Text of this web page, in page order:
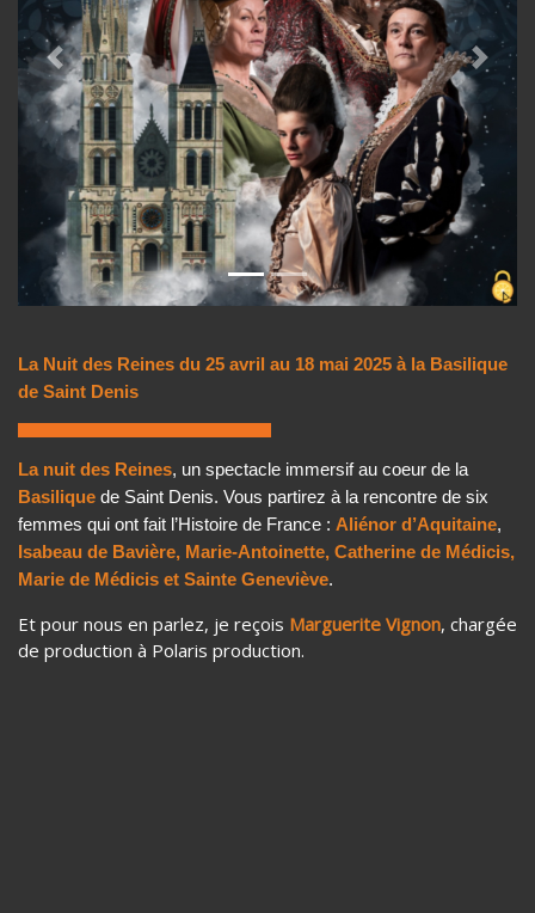
Previous Next
La Nuit des Reines du 25 avril au 18 mai 2025 à la Basilique
de Saint Denis
La nuit des Reines, un spectacle immersif au coeur de la
Basilique de Saint Denis. Vous partirez à la rencontre de six
femmes qui ont fait l’Histoire de France : Aliénor d’Aquitaine,
Isabeau de Bavière, Marie-Antoinette, Catherine de Médicis,
Marie de Médicis et Sainte Geneviève.
Et pour nous en parlez, je reçois Marguerite Vignon, chargée
de production à Polaris production.